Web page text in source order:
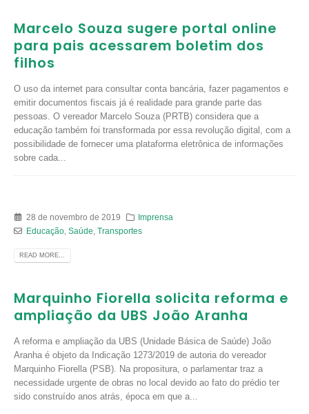
Marcelo Souza sugere portal online
para pais acessarem boletim dos
filhos
O uso da internet para consultar conta bancária, fazer pagamentos e
emitir documentos fiscais já é realidade para grande parte das
pessoas. O vereador Marcelo Souza (PRTB) considera que a
educação também foi transformada por essa revolução digital, com a
possibilidade de fornecer uma plataforma eletrônica de informações
sobre cada...
28 de novembro de 2019
Imprensa
Educação, Saúde Transportes
READ MORE...
Marquinho Fiorella solicita reforma e
ampliação da UBS João Aranha
A reforma e ampliação da UBS (Unidade Básica de Saúde) João
Aranha é objeto da Indicação 1273/2019 de autoria do vereador
Marquinho Fiorella (PSB). Na propositura, o parlamentar traz a
necessidade urgente de obras no local devido ao fato do prédio ter
sido construído anos atrás, época em que a...